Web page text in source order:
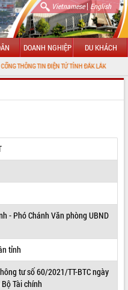
Vietnamese| English
DOANH NGHIỆP DU KHÁCH
TIN ĐIỆN TỬ TỈNH ĐẮK LẮK
- Phó Chánh Văn phòng UBND
tỉnh
tư số 60/2021/TT-BTC ngày
Tài chính